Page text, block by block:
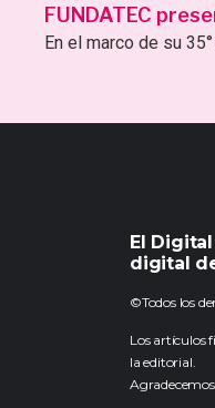
FUNDATEC
En el marco de su
El
digital
©Todos los
Los artículos
la editorial.